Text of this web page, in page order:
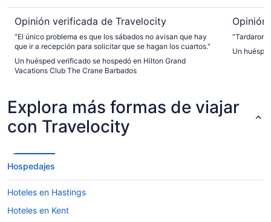
Opinión verificada de Travelocity
"El único problema es que los sábados no avisan que hay
que ir a recepción para solicitar que se hagan los cuartos."
Un huésped verificado se hospedó en Hilton Grand
Vacations Club The Crane Barbados
"Tardaron
Un
Explora más formas de viajar
con Travelocity
Hospedajes
Hoteles en Hastings
Hoteles en Kent